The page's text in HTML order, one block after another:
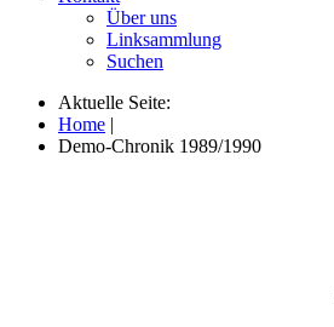
Über uns
Linksammlung
Suchen
Aktuelle Seite:
Home |
Demo-Chronik 1989/1990